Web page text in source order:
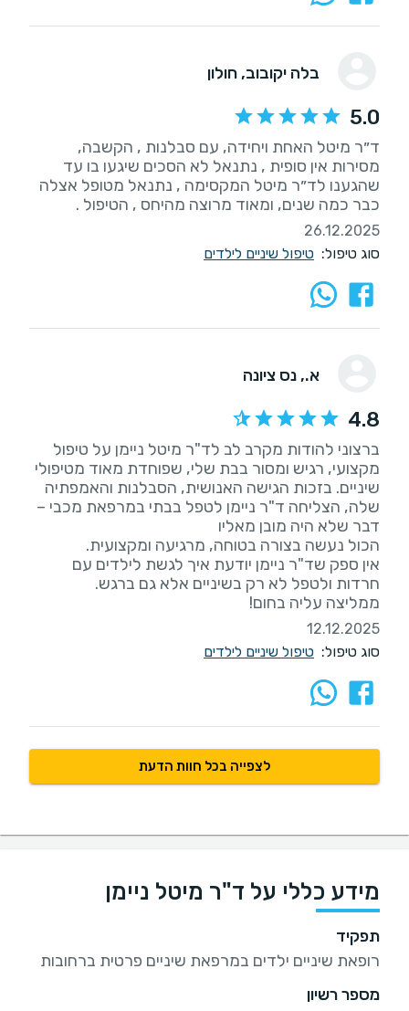
בלה יקובוב, חולון
5.0
ד״ר מיטל האחת ויחידה, עם סבלנות , הקשבה,
מסירות אין סופית , נתנאל לא הסכים שיגעו בו עד
שהגענו לד״ר מיטל המקסימה , נתנאל מטופל אצלה
כבר כמה שנים, ומאוד מרוצה מהיחס , הטיפול .
26.12.2025
סוג טיפול: טיפול שיניים לילדים
א., נס ציונה
4.8
ברצוני להודות מקרב לב לד"ר מיטל ניימן על טיפול
מקצועי, רגיש ומסור בבת שלי, שפוחדת מאוד מטיפולי
שיניים. בזכות הגישה האנושית, הסבלנות והאמפתיה
שלה, הצליחה ד"ר ניימן לטפל בבתי במרפאת מכבי –
אין ספק שד"ר ניימן יודעת איך לגשת לילדים עם
ממליצה עליה בחום!
12.12.2025
סוג טיפול: טיפול שיניים לילדים
לצפייה בכל חוות הדעת
מידע כללי על ד"ר מיטל ניימן
תפקיד
רופאת שיניים ילדים במרפאת שיניים פרטית ברחובות
מספר רשיון